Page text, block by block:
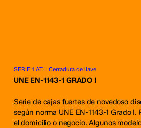
SERIE 1 AT L Cerradura de llave
UNE EN-1143-1 GRADO I
Serie de cajas fuertes de novedoso
según norma UNE EN-1143-1 Grado I.
el domicilio o negocio. Algunos